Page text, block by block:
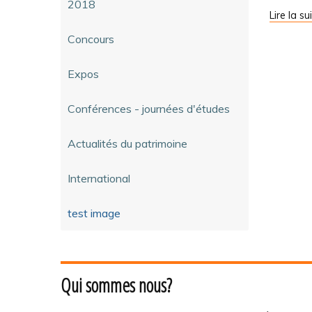
2018
Concours
Expos
Conférences - journées d'études
Actualités du patrimoine
International
test image
Lire la
Qui sommes nous?